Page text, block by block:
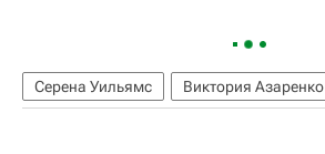
Серена Уильямс Виктория Азаренко